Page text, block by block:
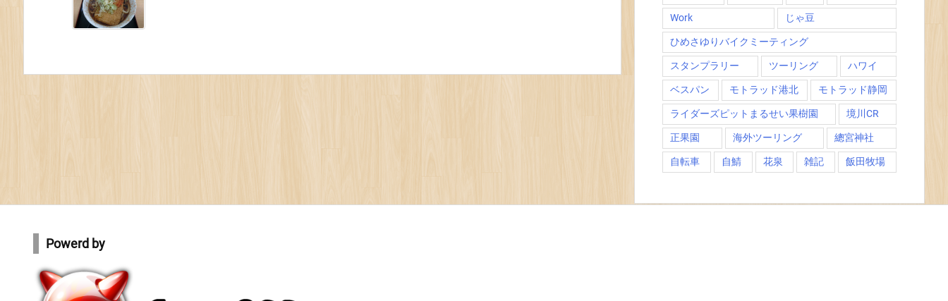
Work じゃ豆
ひめさゆりバイクミーティング
スタンプラリー ツーリング ハワイ
ベスパン モトラッド港北 モトラッド静岡
ライダーズピットまるせい果樹園 境川CR
正果園 海外ツーリング 總宮神社
自転車 自鯖 花泉 雑記 飯田牧場
Powerd by